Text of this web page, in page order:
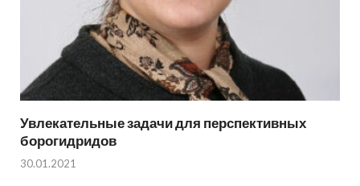
Увлекательные задачи для перспективных
борогидридов
30.01.2021